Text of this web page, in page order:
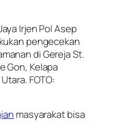
Irjen Pol Asep
pengecekan
di Gereja St.
Gon, Kelapa
FOTO:
masyarakat bisa